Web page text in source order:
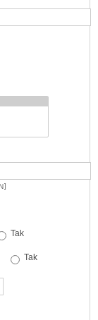
Tak
Tak